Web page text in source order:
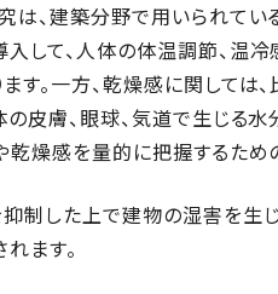
は、建築分野で用いられて
して、人体の体温調節、温
。一方、乾燥感に関しては
皮膚、眼球、気道で生じる
燥感を量的に把握するため
制した上で建物の湿害を生
ます。